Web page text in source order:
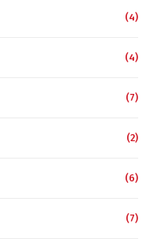
(4)
(4)
(7)
(2)
(6)
(7)